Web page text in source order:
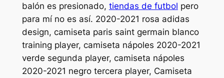
balón es presionado, tiendas de futbol pero
para mí no es así. 2020-2021 rosa adidas
design, camiseta paris saint germain blanco
training player, camiseta nápoles 2020-2021
verde segunda player, camiseta nápoles
2020-2021 negro tercera player, Camiseta